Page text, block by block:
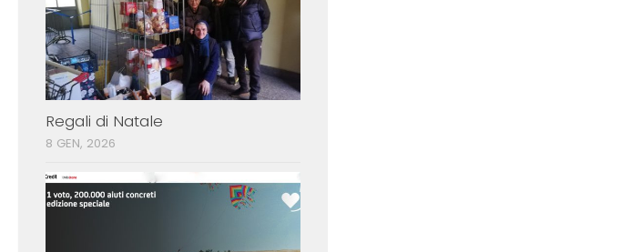
Regali di Natale
8 GEN, 2026